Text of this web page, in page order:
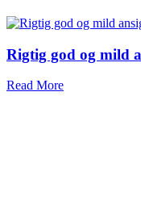
Rigtig god og mild
Read More